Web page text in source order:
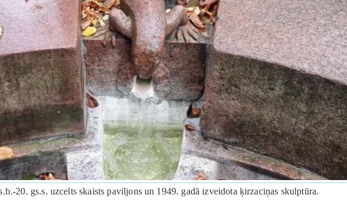
20. gs.s. uzcelts skaists paviljons un 1949. gadā izveidota ķirzaciņas skulptūra.